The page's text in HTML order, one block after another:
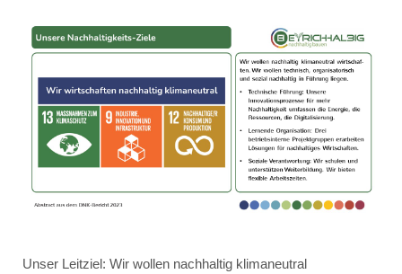
Unser Leitziel: Wir wollen nachhaltig klimaneutral